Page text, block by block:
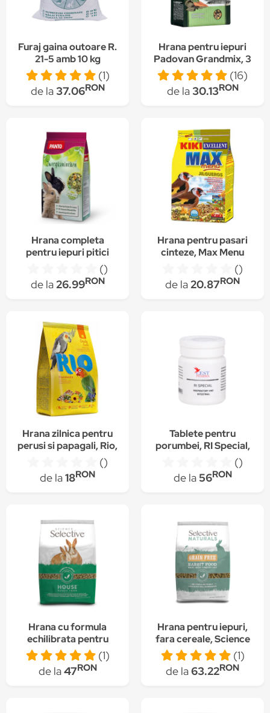
Furaj gaina outoare R.
21-5 amb 10 kg
(1)
de la37.06RON
Hrana pentru iepuri
Padovan Grandmix, 3
Kg
(16)
de la30.13RON
Hrana completa
pentru iepuri pitici
()
de la26.99RON
Hrana pentru pasari
cinteze, Max Menu
Goldfinches, Kiki,
()
de la20.87RON
Hrana zilnica pentru
perusi si papagali, Rio,
()
de la18RON
Tablete pentru
porumbei, RI Special,
Cest Pharma, 50
Tablete
()
de la56RON
Hrana cu formula
echilibrata pentru
iepuri sedentari,
Science Selective,
Adult, 1,5 Kg
(1)
de la47RON
Hrana pentru iepuri,
fara cereale, Science
Naturals, 1.5kg(1)
de la63.22RON